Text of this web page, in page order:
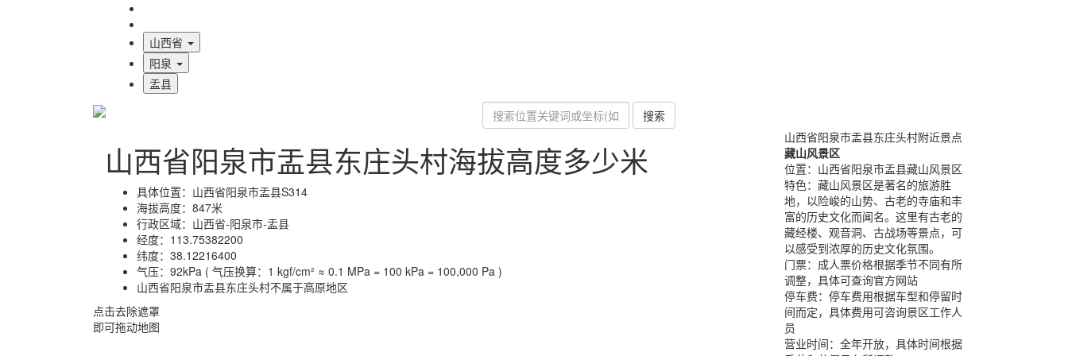
山西省
阳泉
盂县
搜索
山西省阳泉市盂县东庄头村海拔高度多少米
具体位置： 山西省阳泉市盂县S314
海拔高度： 847米
行政区域： 山西省-阳泉市-盂县
经度： 113.75382200
纬度： 38.12216400
气压： 92kPa ( 气压换算：1 kgf/cm² ≈ 0.1 MPa = 100 kPa = 100,000 Pa )
山西省阳泉市盂县东庄头村不属于高原地区
点击去除遮罩
即可拖动地图
山西省阳泉市盂县东庄头村附近景点
藏山风景区
位置： 山西省阳泉市盂县藏山风景区
特色： 藏山风景区是著名的旅游胜
地，以险峻的山势、古老的寺庙和丰
富的历史文化而闻名。这里有古老的
藏经楼、观音洞、古战场等景点，可
以感受到浓厚的历史文化氛围。
门票： 成人票价格根据季节不同有所
调整，具体可查询官方网站
停车费： 停车费用根据车型和停留时
间而定，具体费用可咨询景区工作人
员
营业时间： 全年开放，具体时间根据